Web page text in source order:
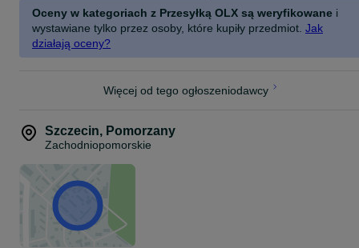
Oceny w kategoriach z Przesyłką OLX są weryfikowane i
wystawiane tylko przez osoby, które kupiły przedmiot. Jak
działają oceny?
Więcej od tego ogłoszeniodawcy
Szczecin, Pomorzany
Zachodniopomorskie